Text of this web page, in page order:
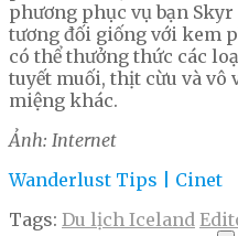
phương phục vụ bạn
tương đối giống với kem
có thể thưởng thức các
tuyết muối, thịt cừu và vô
miệng khác.
Ảnh: Internet
Wanderlust Tips | Cinet
Tags: Du lịch Iceland